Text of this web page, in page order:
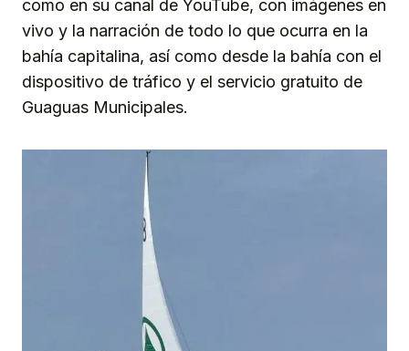
como en su canal de YouTube, con imágenes en
vivo y la narración de todo lo que ocurra en la
bahía capitalina, así como desde la bahía con el
dispositivo de tráfico y el servicio gratuito de
Guaguas Municipales.